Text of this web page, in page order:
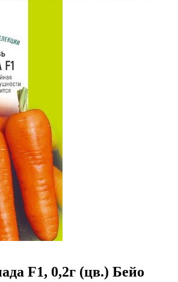
F1, 0,2г (цв.) Бейо